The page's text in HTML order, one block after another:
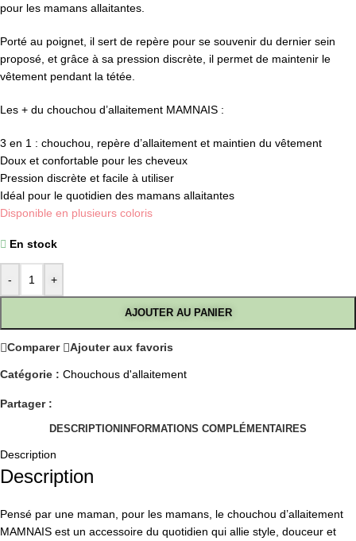
pour les mamans allaitantes.
Porté au poignet, il sert de repère pour se souvenir du dernier sein
proposé, et grâce à sa pression discrète, il permet de maintenir le
vêtement pendant la tétée.
Les + du chouchou d’allaitement MAMNAIS :
3 en 1 : chouchou, repère d’allaitement et maintien du vêtement
Doux et confortable pour les cheveux
Pression discrète et facile à utiliser
Idéal pour le quotidien des mamans allaitantes
Disponible en plusieurs coloris
En stock
- +
AJOUTER AU PANIER
Comparer Ajouter aux favoris
Catégorie : Chouchous d'allaitement
Partager :
DESCRIPTION INFORMATIONS COMPLÉMENTAIRES
Description
Description
Pensé par une maman, pour les mamans, le chouchou d’allaitement
MAMNAIS est un accessoire du quotidien qui allie style, douceur et